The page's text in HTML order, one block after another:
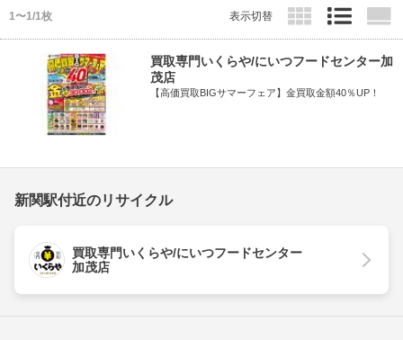
1〜1/1枚 表示切替
買取専門いくらや/にいつフードセンター加
茂店
【高価買取BIGサマーフェア】金買取金額40％UP！
新関駅付近のリサイクル
買取専門いくらや/にいつフードセンター
加茂店